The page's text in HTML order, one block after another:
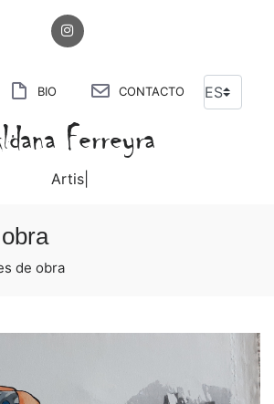
BIO CONTACTO
Ferreyra
Art|
de obra